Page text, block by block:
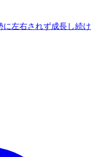
に左右されず成長し続け